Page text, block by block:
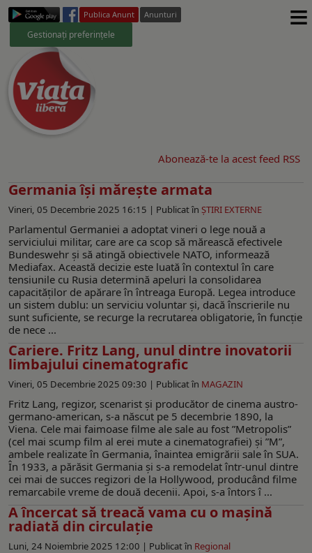
Publica Anunt Anunturi
Gestionați preferințele ≡
Abonează-te la acest feed RSS
Germania își mărește armata
Vineri, 05 Decembrie 2025 16:15 | Publicat în ŞTIRI EXTERNE
Parlamentul Germaniei a adoptat vineri o lege nouă a
serviciului militar, care are ca scop să mărească efectivele
Bundeswehr și să atingă obiectivele NATO, informează
Mediafax. Această decizie este luată în contextul în care
tensiunile cu Rusia determină apeluri la consolidarea
capacităților de apărare în întreaga Europă. Legea introduce
un sistem dublu: un serviciu voluntar și, dacă înscrierile nu
sunt suficiente, se recurge la recrutarea obligatorie, în funcție
de nece ...
Cariere. Fritz Lang, unul dintre inovatorii
limbajului cinematografic
Vineri, 05 Decembrie 2025 09:30 | Publicat în MAGAZIN
Fritz Lang, regizor, scenarist și producător de cinema austro-
germano-american, s-a născut pe 5 decembrie 1890, la
Viena. Cele mai faimoase filme ale sale au fost ”Metropolis”
(cel mai scump film al erei mute a cinematografiei) și ”M”,
ambele realizate în Germania, înaintea emigrării sale în SUA.
În 1933, a părăsit Germania și s-a remodelat într-unul dintre
cei mai de succes regizori de la Hollywood, producând filme
remarcabile vreme de două decenii. Apoi, s-a întors î ...
A încercat să treacă vama cu o mașină
radiată din circulație
Luni, 24 Noiembrie 2025 12:00 | Publicat în Regional